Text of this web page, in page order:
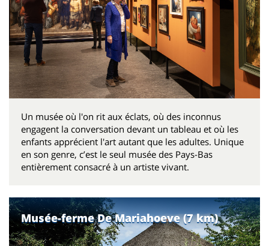
Un musée où l'on rit aux éclats, où des inconnus
engagent la conversation devant un tableau et où les
enfants apprécient l'art autant que les adultes. Unique
en son genre, c’est le seul musée des Pays-Bas
entièrement consacré à un artiste vivant.
Musée-ferme De Mariahoeve (7 km)